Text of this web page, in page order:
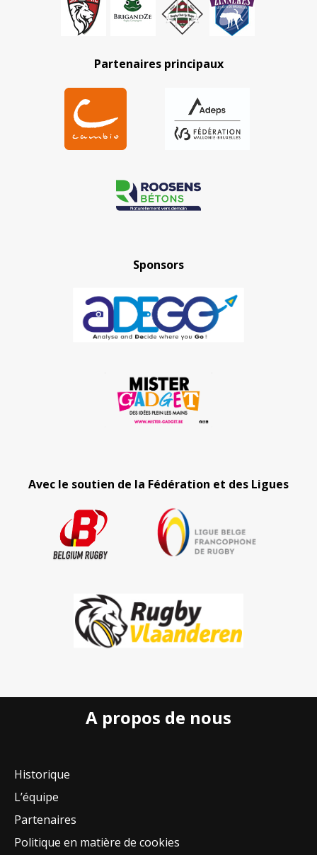
Partenaires principaux
Sponsors
Avec le soutien de la Fédération et des Ligues
A propos de nous
Historique
L’équipe
Partenaires
Politique en matière de cookies